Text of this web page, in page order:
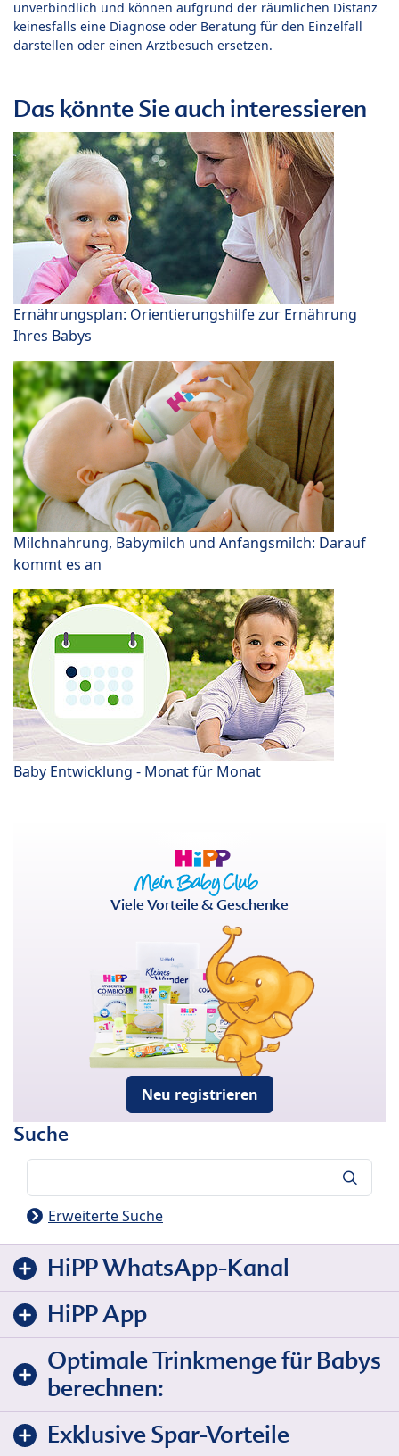
unverbindlich und können aufgrund der räumlichen Distanz
keinesfalls eine Diagnose oder Beratung für den Einzelfall
darstellen oder einen Arztbesuch ersetzen.
Das könnte Sie auch interessieren
Ernährungsplan: Orientierungshilfe zur Ernährung
Ihres Babys
Milchnahrung, Babymilch und Anfangsmilch: Darauf
kommt es an
Baby Entwicklung - Monat für Monat
Viele Vorteile & Geschenke
Neu registrieren
Suche
Erweiterte Suche
HiPP WhatsApp-Kanal
HiPP App
Optimale Trinkmenge für Babys
berechnen:
Exklusive Spar-Vorteile